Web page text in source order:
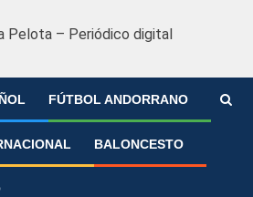
FÚTBOL ANDORRANO
BALONCESTO
2026 Fem